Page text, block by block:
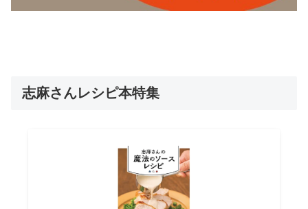
志麻さんレシピ本特集